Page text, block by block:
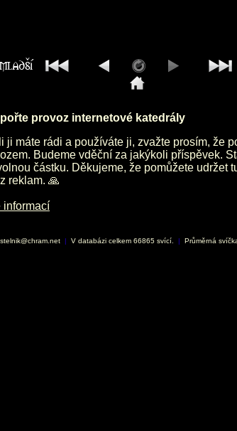
provoz internetové katedrály
ji máte rádi a používáte ji, zvažte prosím, že
Budeme vděční za jakýkoli příspěvek.
částku. Děkujeme, že pomůžete udržet
reklam. 🙏
informací
| V databázi celkem 66865 svící. | Průměrná